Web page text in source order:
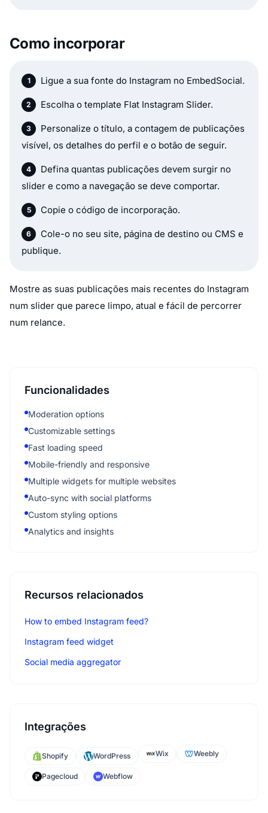
Como incorporar
Ligue a sua fonte do Instagram no EmbedSocial.
Escolha o template Flat Instagram Slider.
Personalize o título, a contagem de publicações
visível, os detalhes do perfil e o botão de seguir.
Defina quantas publicações devem surgir no
slider e como a navegação se deve comportar.
Copie o código de incorporação.
Cole-o no seu site, página de destino ou CMS e
publique.
Mostre as suas publicações mais recentes do Instagram
num slider que parece limpo, atual e fácil de percorrer
num relance.
Funcionalidades
Moderation options
Customizable settings
Fast loading speed
Mobile-friendly and responsive
Multiple widgets for multiple websites
Auto-sync with social platforms
Custom styling options
Analytics and insights
Recursos relacionados
How to embed Instagram feed?
Instagram feed widget
Social media aggregator
Integrações
Shopify WordPress Wix Weebly
Pagecloud Webflow